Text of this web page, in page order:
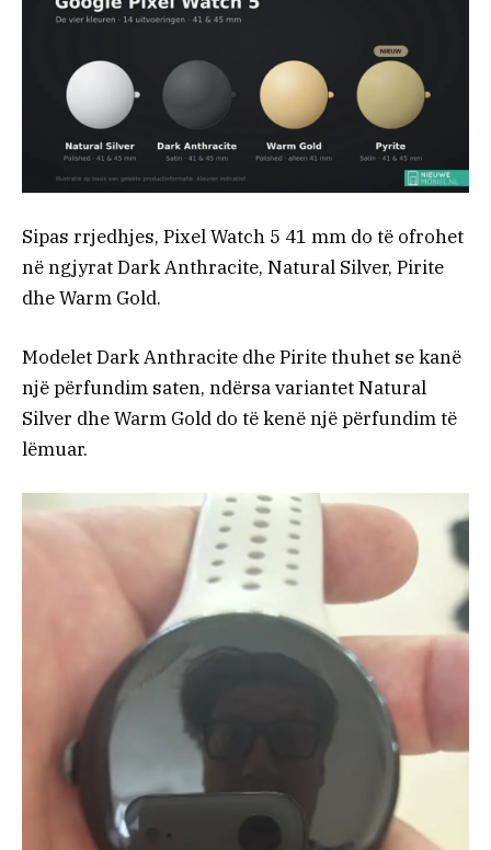
Sipas rrjedhjes, Pixel Watch 5 41 mm do të ofrohet
në ngjyrat Dark Anthracite, Natural Silver, Pirite
dhe Warm Gold.
Modelet Dark Anthracite dhe Pirite thuhet se kanë
një përfundim saten, ndërsa variantet Natural
Silver dhe Warm Gold do të kenë një përfundim të
lëmuar.